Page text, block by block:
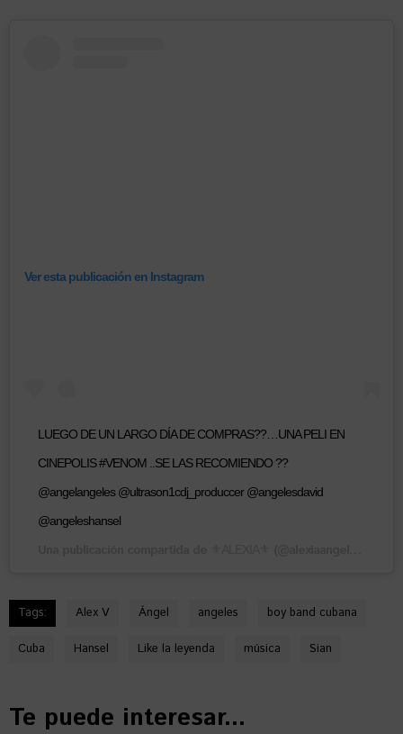
Ver esta publicación en Instagram
LUEGO DE UN LARGO DÍA DE COMPRAS??…UNA PELI EN
CINEPOLIS #VENOM ..SE LAS RECOMIENDO ??
@angelangeles @ultrason1cdj_produccer @angelesdavid
@angeleshansel
Tags: Alex V Ángel angeles boy band cubana
Cuba Hansel Like la leyenda música Sian
Te puede interesar...